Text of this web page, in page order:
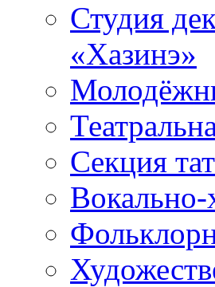
Студия
«Хазинэ»
Секция
Вокально-